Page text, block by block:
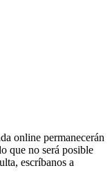
online permanecerán
que no será posible
escríbanos a